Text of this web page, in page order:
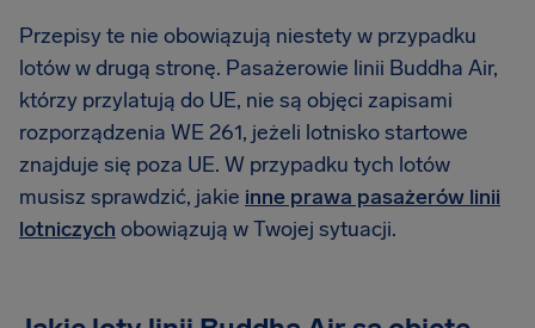
Przepisy te nie obowiązują niestety w przypadku
lotów w drugą stronę. Pasażerowie linii Buddha Air,
którzy przylatują do UE, nie są objęci zapisami
rozporządzenia WE 261, jeżeli lotnisko startowe
znajduje się poza UE. W przypadku tych lotów
musisz sprawdzić, jakie inne prawa pasażerów linii
lotniczych obowiązują w Twojej sytuacji.